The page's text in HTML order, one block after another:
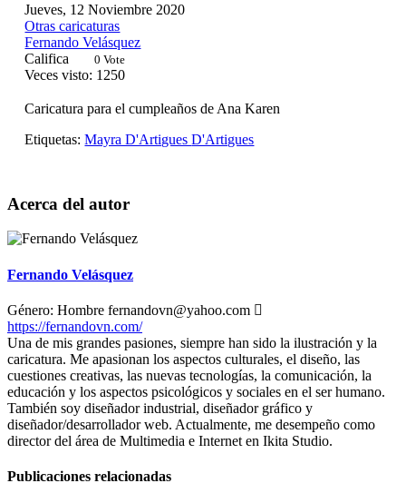
Jueves, 12 Noviembre 2020
Otras caricaturas
Fernando Velásquez
Califica
0 Vote
Veces visto: 1250
Caricatura para el cumpleaños de Ana Karen
Etiquetas: Mayra D'ArtiguesD'Artigues
Acerca del autor
Fernando Velásquez
Género: Hombre fernandovn@yahoo.com
https://fernandovn.com/
Una de mis grandes pasiones, siempre han sido la ilustración y la
caricatura. Me apasionan los aspectos culturales, el diseño, las
cuestiones creativas, las nuevas tecnologías, la comunicación, la
educación y los aspectos psicológicos y sociales en el ser humano.
También soy diseñador industrial, diseñador gráfico y
diseñador/desarrollador web. Actualmente, me desempeño como
director del área de Multimedia e Internet en Ikita Studio.
Publicaciones relacionadas